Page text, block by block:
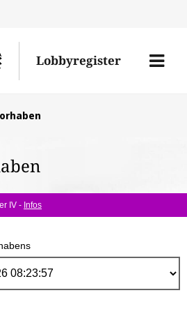
Lobbyregister
Menü
IV - Infos